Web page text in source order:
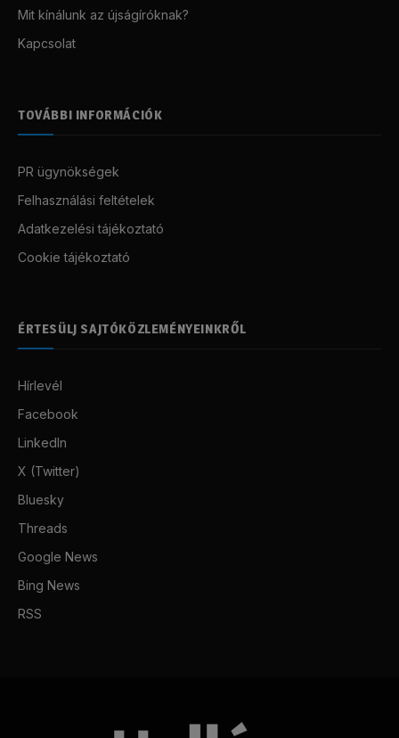
Mit kínálunk az újságíróknak?
Kapcsolat
TOVÁBBI INFORMÁCIÓK
PR ügynökségek
Felhasználási feltételek
Adatkezelési tájékoztató
Cookie tájékoztató
ÉRTESÜLJ SAJTÓKÖZLEMÉNYEINKRŐL
Hírlevél
Facebook
LinkedIn
X (Twitter)
Bluesky
Threads
Google News
Bing News
RSS